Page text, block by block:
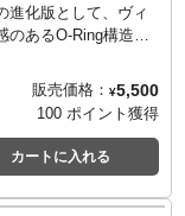
進化版として、ヴィ
のあるO-Ring構造を
ション+（プラ
年代を中心に銀幕
怪物たち「ユニバー
ターズ」の面々が新
ナップ。オールドフ
販売価格： ¥5,500
100 ポイント獲得
カートに入れる